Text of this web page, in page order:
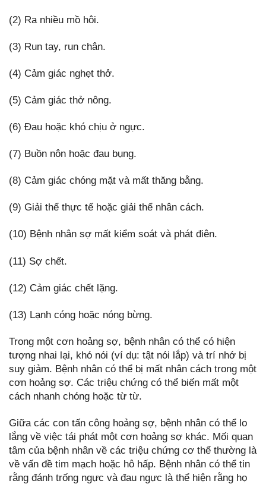
(2) Ra nhiều mồ hôi.
(3) Run tay, run chân.
(4) Cảm giác nghẹt thở.
(5) Cảm giác thở nông.
(6) Đau hoặc khó chịu ở ngực.
(7) Buồn nôn hoặc đau bụng.
(8) Cảm giác chóng mặt và mất thăng bằng.
(9) Giải thể thực tế hoặc giải thể nhân cách.
(10) Bệnh nhân sợ mất kiểm soát và phát điên.
(11) Sợ chết.
(12) Cảm giác chết lặng.
(13) Lạnh cóng hoặc nóng bừng.
Trong một cơn hoảng sợ, bệnh nhân có thể có hiện
tượng nhai lại, khó nói (ví dụ: tật nói lắp) và trí nhớ bị
suy giảm. Bệnh nhân có thể bị mất nhân cách trong một
cơn hoảng sợ. Các triệu chứng có thể biến mất một
cách nhanh chóng hoặc từ từ.
Giữa các con tấn công hoảng sợ, bệnh nhân có thể lo
lắng về việc tái phát một cơn hoảng sợ khác. Mối quan
tâm của bệnh nhân về các triệu chứng cơ thể thường là
về vấn đề tim mạch hoặc hô hấp. Bệnh nhân có thể tin
rằng đánh trống ngực và đau ngực là thể hiện rằng họ